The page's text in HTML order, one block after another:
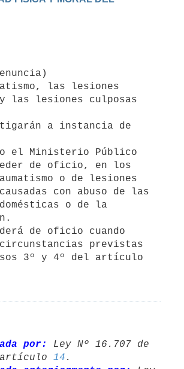
las lesiones culposas
a instancia de
de oficio, en los
o de lesiones
con abuso de las
o de la
previstas
3º y 4º del artículo
por:
Ley Nº 16.707 de
artículo 14